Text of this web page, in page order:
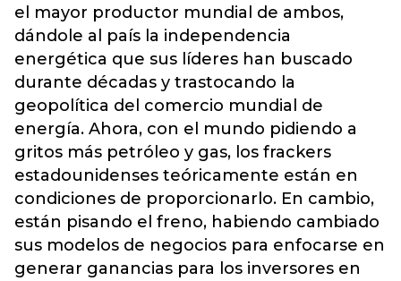
el mayor productor mundial de ambos,
dándole al país la independencia
energética que sus líderes han buscado
durante décadas y trastocando la
geopolítica del comercio mundial de
energía. Ahora, con el mundo pidiendo a
gritos más petróleo y gas, los frackers
estadounidenses teóricamente están en
condiciones de proporcionarlo. En cambio,
están pisando el freno, habiendo cambiado
sus modelos de negocios para enfocarse en
generar ganancias para los inversores en